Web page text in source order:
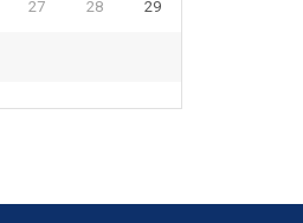
27 28 29